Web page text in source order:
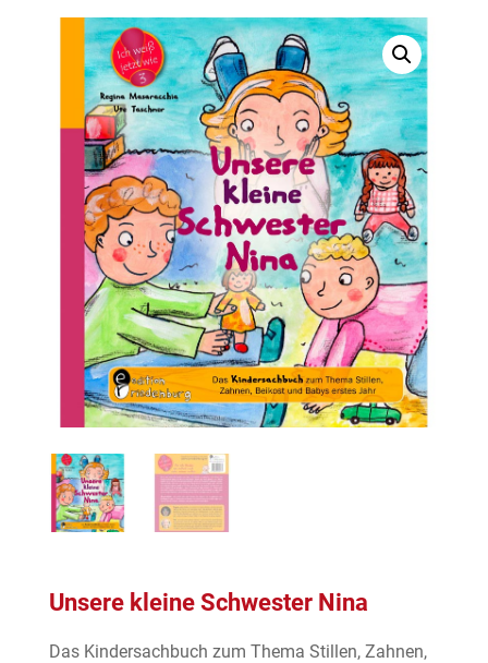
Unsere kleine Schwester Nina
Das Kindersachbuch zum Thema Stillen, Zahnen,